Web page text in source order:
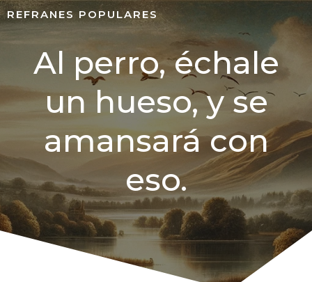
REFRANES POPULARES
Al perro, échale
un hueso, y se
amansará con
eso.